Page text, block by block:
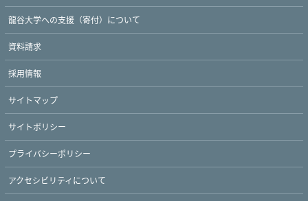
龍谷大学への支援（寄付）について
資料請求
採用情報
サイトマップ
サイトポリシー
プライバシーポリシー
アクセシビリティについて